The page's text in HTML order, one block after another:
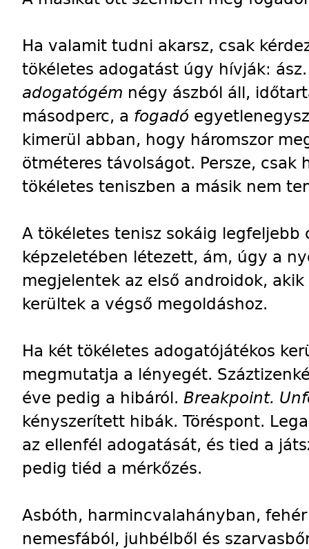
Ha valamit tudni akarsz, csak
tökéletes adogatást úgy hívják:
adogatógém négy ászból áll,
másodperc, a fogadó
kimerül abban, hogy háromszor
ötméteres távolságot. Persze, csak
tökéletes teniszben a másik nem
A tökéletes tenisz sokáig legfeljebb
képzeletében létezett, ám, úgy a
megjelentek az első androidok,
kerültek a végső megoldáshoz.
Ha két tökéletes adogatójátékos
megmutatja a lényegét.
éve pedig a hibáról. Breakpoint.
kényszerített hibák. Töréspont.
az ellenfél adogatását, és tied a
pedig tiéd a mérkőzés.
Asbóth, harmincvalahányban,
nemesfából, juhbélből és